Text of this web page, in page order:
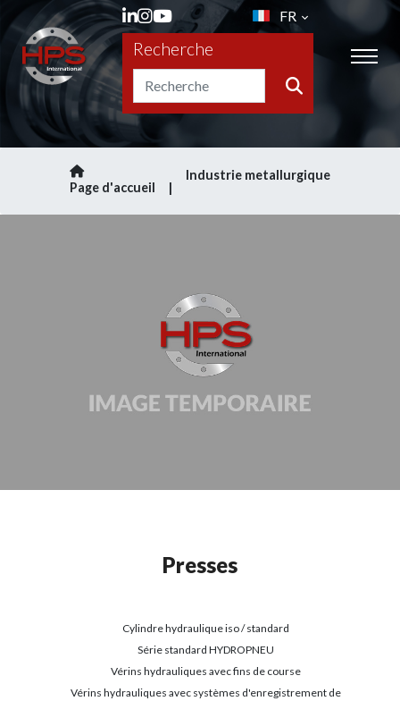
FR
Recherche
Page d'accueil
Industrie metallurgique
Presses
Cylindre hydraulique iso / standard
Série standard HYDROPNEU
Vérins hydrauliques avec fins de course
Vérins hydrauliques avec systèmes d'enregistrement de